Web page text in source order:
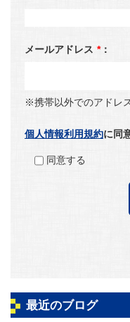
メールアドレス *：
※携帯以外でのアドレ
個人情報利用規約に同
同意する
最近のブログ